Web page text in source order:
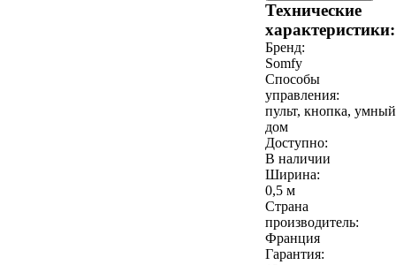
Технические
характеристики:
Бренд:
Somfy
Способы
управления:
пульт, кнопка, умный
дом
Доступно:
В наличии
Ширина:
0,5 м
Страна
производитель:
Франция
Гарантия: